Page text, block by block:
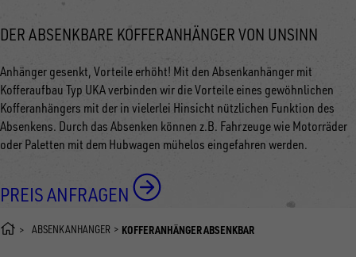
DER ABSENKBARE KOFFERANHÄNGER VON UNSINN
Anhänger gesenkt, Vorteile erhöht! Mit den Absenkanhänger mit
Kofferaufbau Typ UKA verbinden wir die Vorteile eines gewöhnlichen
Kofferanhängers mit der in vielerlei Hinsicht nützlichen Funktion des
Absenkens. Durch das Absenken können z.B. Fahrzeuge wie Motorräder
oder Paletten mit dem Hubwagen mühelos eingefahren werden.
PREIS ANFRAGEN
ABSENKANHÄNGER KOFFERANHÄNGER ABSENKBAR